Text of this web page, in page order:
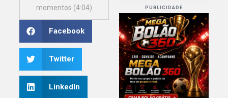
momentos (4:04)
Facebook
Twitter
LinkedIn
PUBLICIDADE